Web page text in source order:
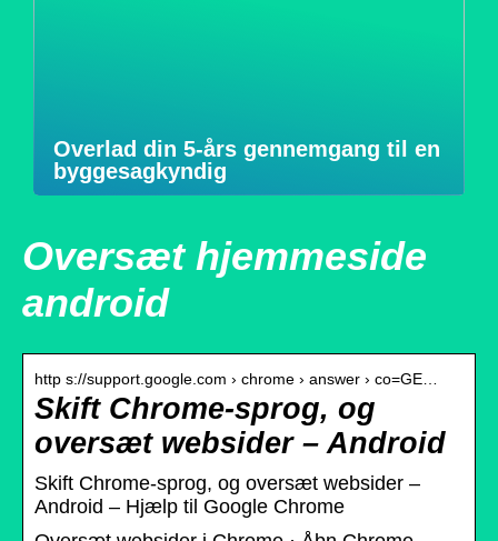
Overlad din 5-års gennemgang til en
byggesagkyndig
Oversæt hjemmeside
android
http s://support.google.com › chrome › answer › co=GE…
Skift Chrome-sprog, og
oversæt websider – Android
Skift Chrome-sprog, og oversæt websider –
Android – Hjælp til Google Chrome